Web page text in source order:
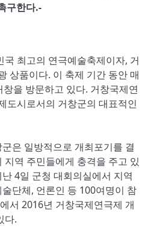
구한다.-
최고의 연극예술축제이자, 거
상품이다. 이 축제 기간 동안 매
을 방문하고 있다. 거창국제연
도시로서의 거창군의 대표적인
은 일방적으로 개최포기를 결
지역 주민들에게 충격을 주고 있
4일 군청 대회의실에서 지역
단체, 언론인 등 100여명이 참
서 2016년 거창국제연극제 개
다.